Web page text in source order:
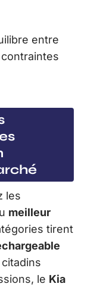
entre
les
meilleur
tirent
le Kia